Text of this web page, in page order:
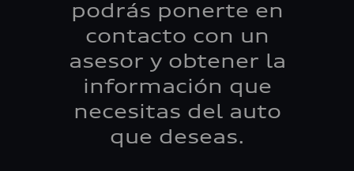
podrás ponerte en
contacto con un
asesor y obtener la
información que
necesitas del auto
que deseas.